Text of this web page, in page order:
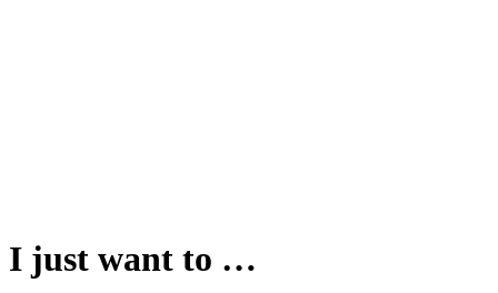
I just want to …